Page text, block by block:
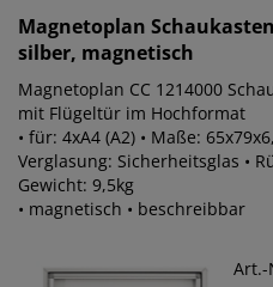
Magnetoplan Schaukasten
silber, magnetisch
Magnetoplan CC 1214000
mit Flügeltür im Hochformat
• für: 4xA4 (A2) • Maße:
Verglasung: Sicherheitsglas •
Gewicht: 9,5kg
• magnetisch • beschreibbar
Art.-